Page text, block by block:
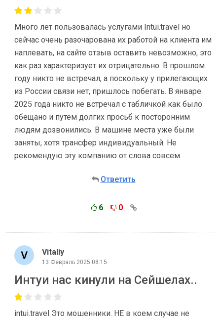
Много лет пользовалась услугами Intui.travel но
сейчас очень разочарована их работой на клиента им
наплевать, на сайте отзыв оставить невозможно, это
как раз характеризует их отрицательно. В прошлом
году никто не встречал, а поскольку у прилегающих
из России связи нет, пришлось побегать. В январе
2025 года никто не встречал с табличкой как было
обещано и путем долгих просьб к посторонним
людям дозвонились. В машине места уже были
заняты, хотя трансфер индивидуальный. Не
рекомендую эту компанию от слова совсем.
Ответить
6 0
Vitaliy
13 Февраль 2025 08:15
Интуи нас кинули на Сейшелах..
intui.travel Это мошенники. НЕ в коем случае не